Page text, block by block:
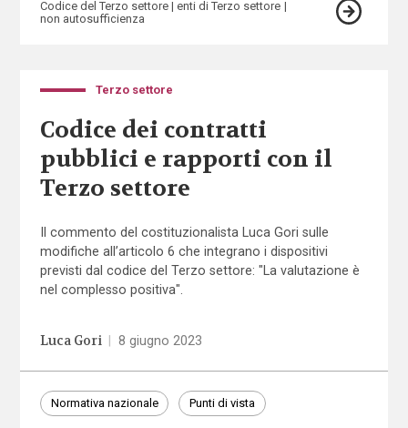
Codice del Terzo settore
enti di Terzo settore
non autosufficienza
Terzo settore
Codice dei contratti
pubblici e rapporti con il
Terzo settore
Il commento del costituzionalista Luca Gori sulle
modifiche all’articolo 6 che integrano i dispositivi
previsti dal codice del Terzo settore: "La valutazione è
nel complesso positiva".
Luca Gori 8 giugno 2023
Normativa nazionale Punti di vista